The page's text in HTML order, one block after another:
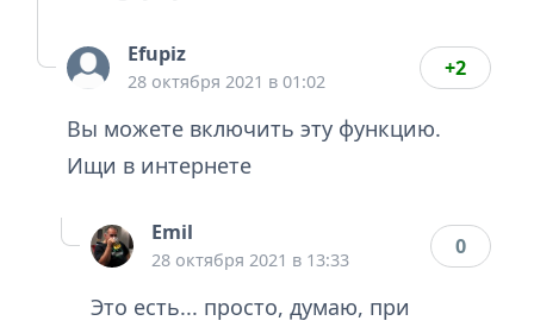
Efupiz
28 октября 2021 в 01:02
+2
Вы можете включить эту функцию.
Ищи в интернете
Emil
28 октября 2021 в 13:33
0
Это есть... просто, думаю, при